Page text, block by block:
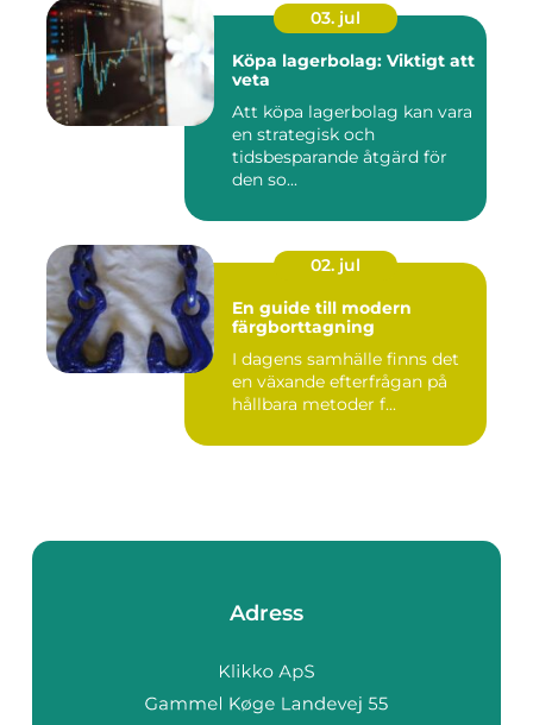
03. jul
Köpa lagerbolag: Viktigt att
veta
Att köpa lagerbolag kan vara
en strategisk och
tidsbesparande åtgärd för
den so...
02. jul
En guide till modern
färgborttagning
I dagens samhälle finns det
en växande efterfrågan på
hållbara metoder f...
Adress